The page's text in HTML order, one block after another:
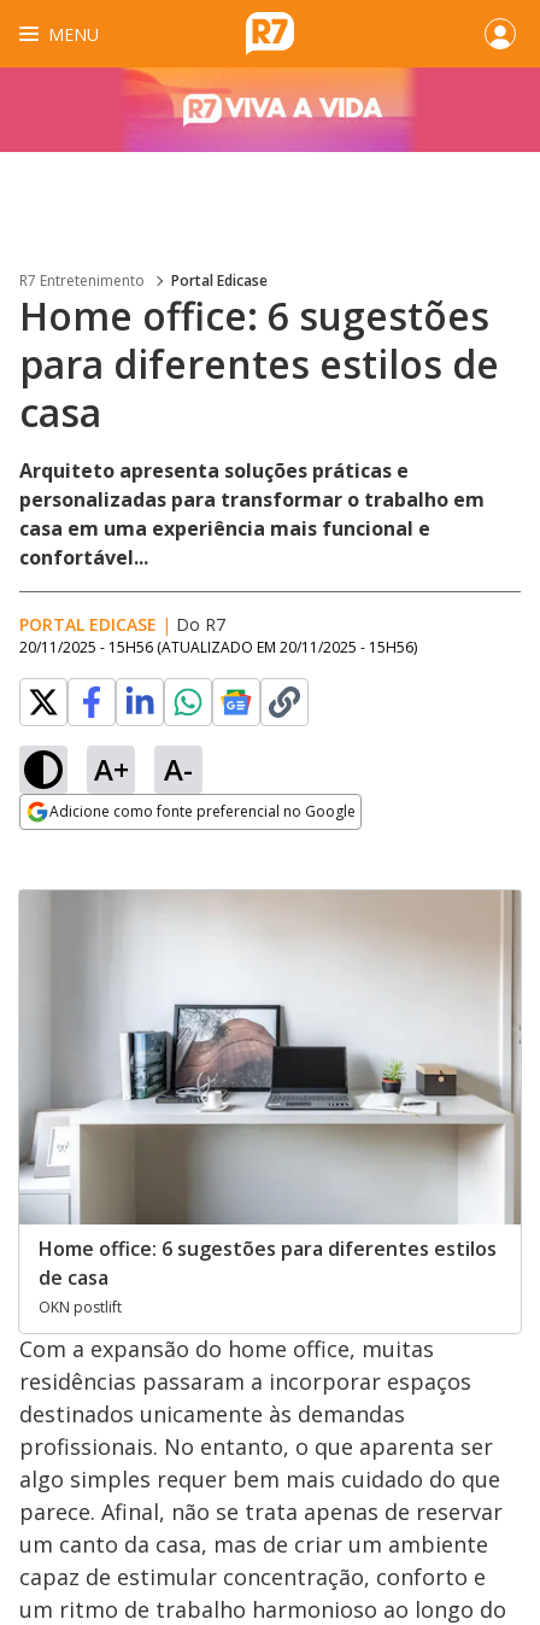
MENU
R7 Entretenimento Portal Edicase
Home office: 6 sugestões
para diferentes estilos de
casa
Arquiteto apresenta soluções práticas e
personalizadas para transformar o trabalho em
casa em uma experiência mais funcional e
confortável...
PORTAL EDICASE | Do R7
20/11/2025 - 15H56 (ATUALIZADO EM 20/11/2025 - 15H56)
A+ A-
Adicione como fonte preferencial no Google
Home office: 6 sugestões para diferentes estilos
de casa
OKN postlift
Com a expansão do home office, muitas
residências passaram a incorporar espaços
destinados unicamente às demandas
profissionais. No entanto, o que aparenta ser
algo simples requer bem mais cuidado do que
parece. Afinal, não se trata apenas de reservar
um canto da casa, mas de criar um ambiente
capaz de estimular concentração, conforto e
um ritmo de trabalho harmonioso ao longo do